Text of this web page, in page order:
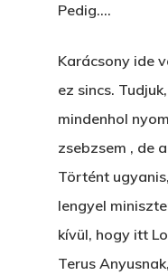
Pedig….
Karácsony ide
ez sincs.
mindenhol
zsebzsem , de
Történt
lengyel
kívül, hogy itt
Terus